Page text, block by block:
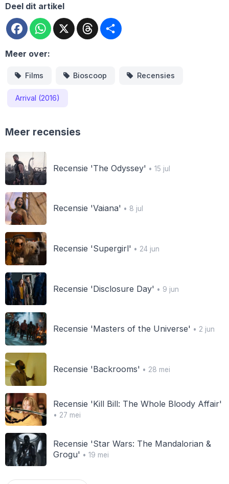
Deel dit artikel
FacebookWhatsApp
X Threads
Meer over:
Films Bioscoop Recensies
Arrival (2016)
Meer recensies
Recensie 'The Odyssey' • 15 jul
Recensie 'Vaiana' • 8 jul
Recensie 'Supergirl' • 24 jun
Recensie 'Disclosure Day' • 9 jun
Recensie 'Masters of the Universe' • 2 jun
Recensie 'Backrooms' • 28 mei
Recensie 'Kill Bill: The Whole Bloody Affair'
• 27 mei
Recensie 'Star Wars: The Mandalorian &
Grogu' • 19 mei